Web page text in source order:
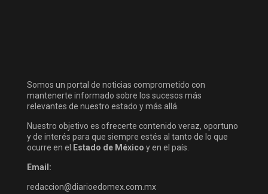
Somos un portal de noticias comprometido con
mantenerte informado sobre los sucesos más
relevantes de nuestro estado y más allá.
Nuestro objetivo es ofrecerte contenido veraz, oportuno
y de interés para que siempre estés al tanto de lo que
ocurre en el
Estado de México y en el país.
Email:
redaccion@diarioedomex.com.mx